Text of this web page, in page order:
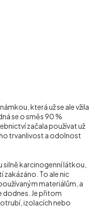
která už se ale vžila
se o směs 90 %
začala používat už
trvanlivost a odolnost
silně karcinogenní látkou,
zakázáno. To ale nic
materiálům, a
dodnes. Je přitom
izolacích nebo